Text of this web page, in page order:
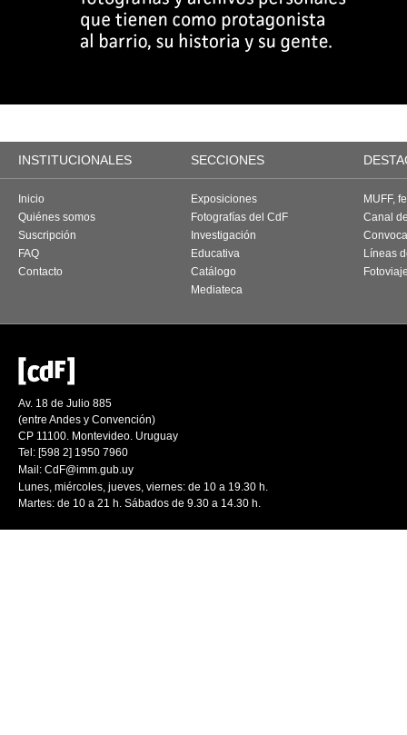
INSTITUCIONALES SECCIONES
Inicio
Quiénes somos
Suscripción
FAQ
Contacto
Exposiciones
Fotografías del CdF
Investigación
Educativa
Catálogo
Mediateca
MUFF,
Canal
Líneas
Av. 18 de Julio 885
(entre Andes y Convención)
CP 11100. Montevideo. Uruguay
Tel: [598 2] 1950 7960
Mail: CdF@imm.gub.uy
Lunes, miércoles, jueves, viernes: de 10 a 19.30 h.
Martes: de 10 a 21 h. Sábados de 9.30 a 14.30 h.